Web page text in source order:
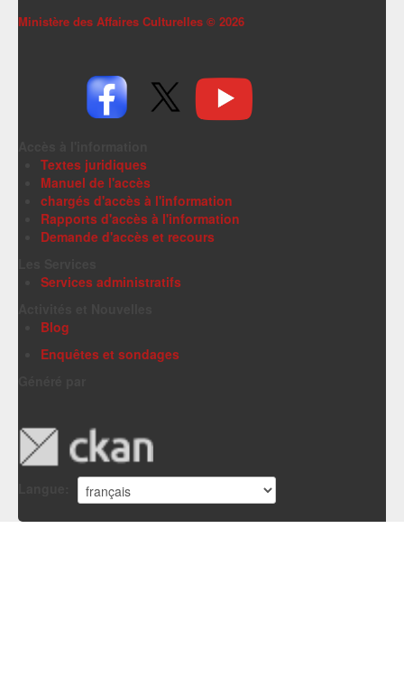
Ministère des Affaires Culturelles © 2026
Textes juridiques
Manuel de l'accès
chargés d'accès à l'information
Rapports d'accès à l'information
Demande d'accès et recours
Services administratifs
Blog
Enquêtes et sondages